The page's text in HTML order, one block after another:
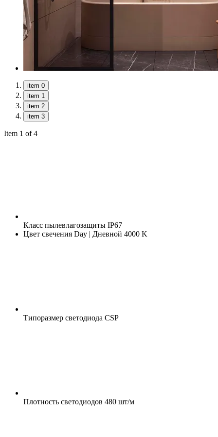
item 0
item 1
item 2
item 3
Item 1 of 4
Класс пылевлагозащиты IP67
Цвет свечения Day | Дневной 4000 K
Типоразмер светодиода CSP
Плотность светодиодов 480 шт/м